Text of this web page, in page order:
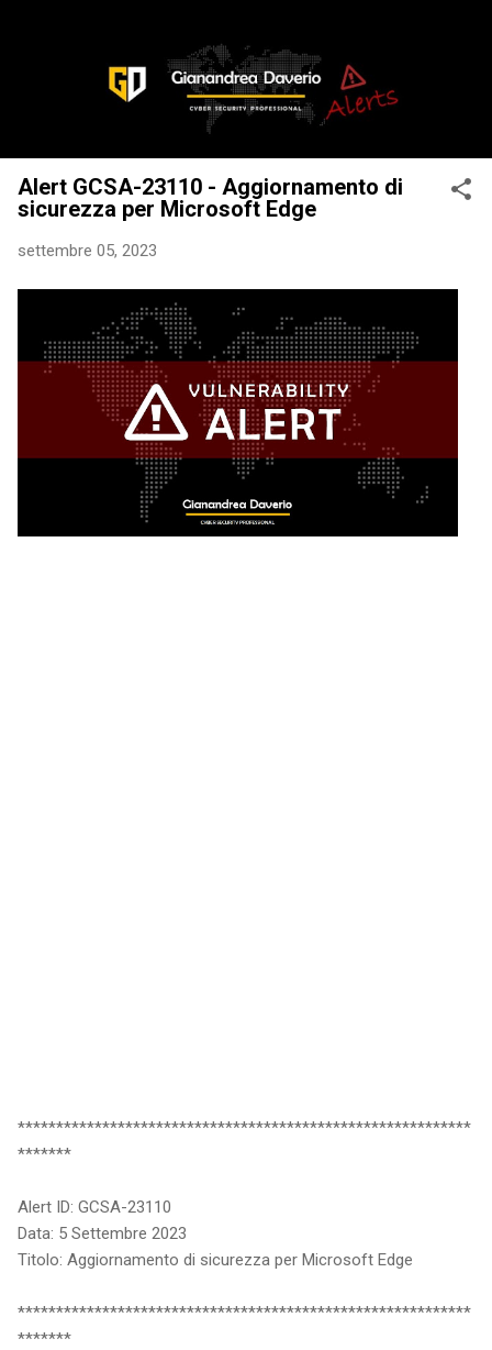
Alert GCSA-23110 - Aggiornamento di
sicurezza per Microsoft Edge
settembre 05, 2023
***********************************************************
*******
Alert ID: GCSA-23110
Data: 5 Settembre 2023
Titolo: Aggiornamento di sicurezza per Microsoft Edge
***********************************************************
*******